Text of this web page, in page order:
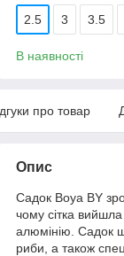
2.5 3 3.5
В наявності
про товар
Опис
Садок Boya BY
чому сітка
алюмінію. Садок
риби, а також